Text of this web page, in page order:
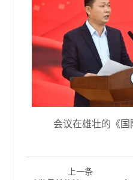
会议在雄壮的《国际
上一条